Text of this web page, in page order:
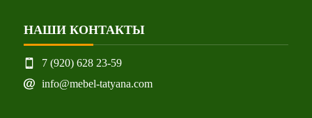
НАШИ КОНТАКТЫ
7 (920) 628 23-59
info@mebel-tatyana.com